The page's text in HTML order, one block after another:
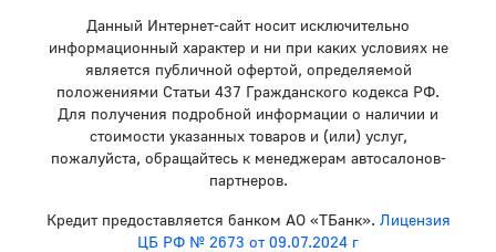
Данный Интернет-сайт носит исключительно
информационный характер и ни при каких условиях не
является публичной офертой, определяемой
положениями Статьи 437 Гражданского кодекса РФ.
Для получения подробной информации о наличии и
стоимости указанных товаров и (или) услуг,
пожалуйста, обращайтесь к менеджерам автосалонов-
партнеров.
Кредит предоставляется банком АО «ТБанк». Лицензия
ЦБ РФ № 2673 от 09.07.2024 г